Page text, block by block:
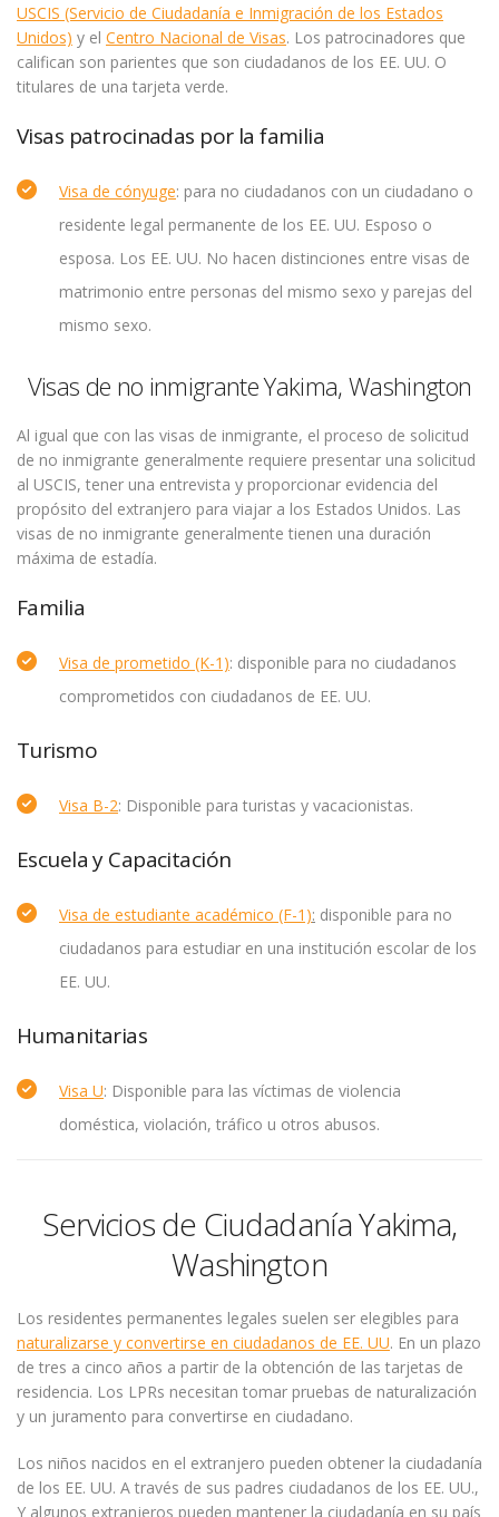
USCIS (Servicio de Ciudadanía e Inmigración de los Estados
Unidos) y el Centro Nacional de Visas. Los patrocinadores que
califican son parientes que son ciudadanos de los EE. UU. O
titulares de una tarjeta verde.
Visas patrocinadas por la familia
Visa de cónyuge: para no ciudadanos con un ciudadano o
residente legal permanente de los EE. UU. Esposo o
esposa. Los EE. UU. No hacen distinciones entre visas de
matrimonio entre personas del mismo sexo y parejas del
mismo sexo.
Visas de no inmigrante Yakima, Washington
Al igual que con las visas de inmigrante, el proceso de solicitud
de no inmigrante generalmente requiere presentar una solicitud
al USCIS, tener una entrevista y proporcionar evidencia del
propósito del extranjero para viajar a los Estados Unidos. Las
visas de no inmigrante generalmente tienen una duración
máxima de estadía.
Familia
Visa de prometido (K-1): disponible para no ciudadanos
comprometidos con ciudadanos de EE. UU.
Turismo
Visa B-2: Disponible para turistas y vacacionistas.
Escuela y Capacitación
Visa de estudiante académico (F-1): disponible para no
ciudadanos para estudiar en una institución escolar de los
EE. UU.
Humanitarias
Visa U: Disponible para las víctimas de violencia
doméstica, violación, tráfico u otros abusos.
Servicios de Ciudadanía Yakima,
Washington
Los residentes permanentes legales suelen ser elegibles para
naturalizarse y convertirse en ciudadanos de EE. UU. En un plazo
de tres a cinco años a partir de la obtención de las tarjetas de
residencia. Los LPRs necesitan tomar pruebas de naturalización
y un juramento para convertirse en ciudadano.
Los niños nacidos en el extranjero pueden obtener la ciudadanía
de los EE. UU. A través de sus padres ciudadanos de los EE. UU.,
Y algunos extranjeros pueden mantener la ciudadanía en su país